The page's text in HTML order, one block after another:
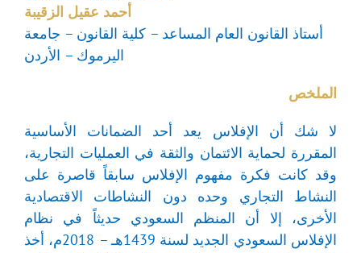
أحمد عقيل الزقيبة
أستاذ القانون العام المساعد – كلية القانون – جامعة
اليرموك – الأردن
الملخص
لا شك أن الإفلاس يعد أحد الضمانات الأساسية
المقررة لحماية الائتمان والثقة في العمليات التجارية،
وقد كانت فكرة مفهوم الإفلاس سابقاً قاصرة على
النشاط التجاري وحده دون النشاطات الاقتصادية
الأخرى، إلا أن المنظم السعودي حديثاً في نظام
الإفلاس السعودي الجديد لسنة 1439هـ – 2018م، أخذ